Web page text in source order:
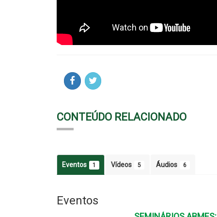
CONTEÚDO RELACIONADO
Eventos 1 Vídeos 5 Áudios 6
Eventos